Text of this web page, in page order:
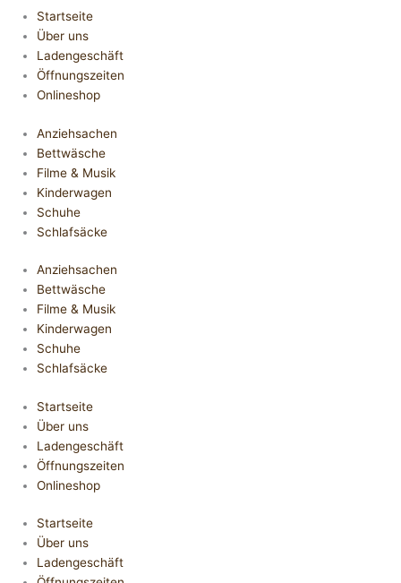
Startseite
Über uns
Ladengeschäft
Öffnungszeiten
Onlineshop
Anziehsachen
Bettwäsche
Filme & Musik
Kinderwagen
Schuhe
Schlafsäcke
Anziehsachen
Bettwäsche
Filme & Musik
Kinderwagen
Schuhe
Schlafsäcke
Startseite
Über uns
Ladengeschäft
Öffnungszeiten
Onlineshop
Startseite
Über uns
Ladengeschäft